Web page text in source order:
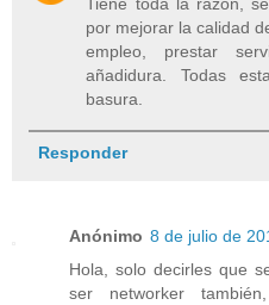
por mejorar la calidad
empleo, prestar
añadidura. Todas
basura.
Responder
Anónimo 8 de julio de
Hola, solo decirles que
ser networker